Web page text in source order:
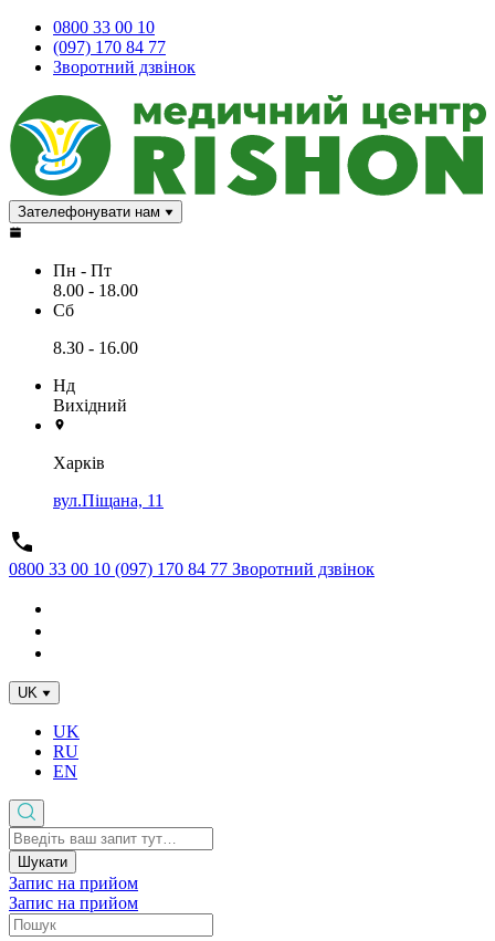
0800 33 00 10
(097) 170 84 77
Зворотний дзвінок
Зателефонувати нам
Пн - Пт
8.00 - 18.00
Сб
8.30 - 16.00
Нд
Вихідний
Харків
вул.Піщана, 11
0800 33 00 10 (097) 170 84 77 Зворотний дзвінок
UK
UK
RU
EN
Шукати
Запис на прийом
Запис на прийом